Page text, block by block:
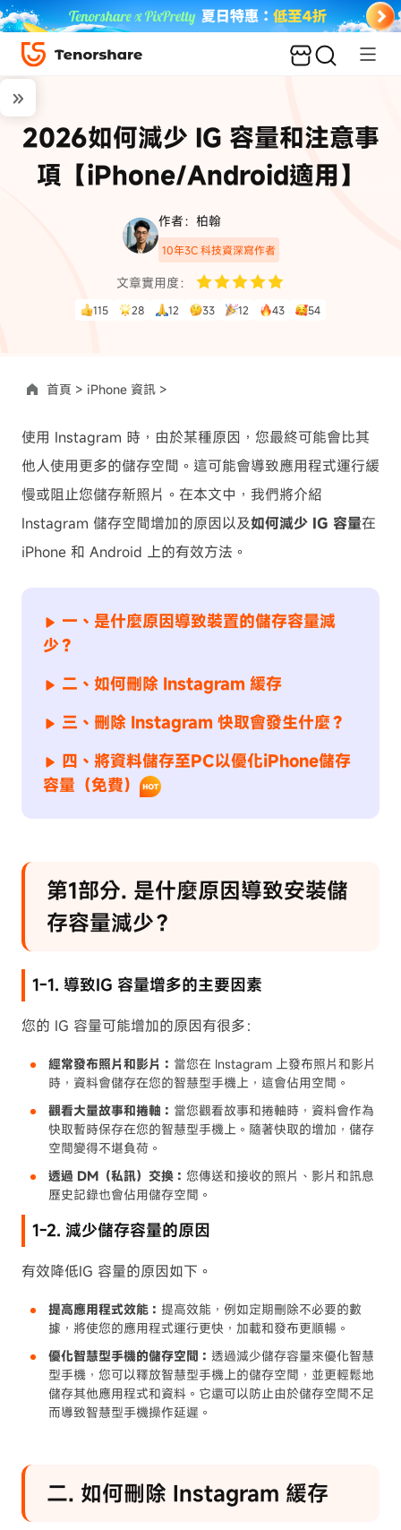
2026如何減少 IG 容量和注意事
項【iPhone/Android適用】
作者：柏翰
10年3C 科技資深寫作者
文章實用度：
115 28 12 33 12 43 54
首頁 > iPhone 資訊 >
使用 Instagram 時，由於某種原因，您最終可能會比其
他人使用更多的儲存空間。這可能會導致應用程式運行緩
慢或阻止您儲存新照片。在本文中，我們將介紹
Instagram 儲存空間增加的原因以及如何減少 IG 容量在
iPhone 和 Android 上的有效方法。
一、是什麼原因導致裝置的儲存容量減
少？
二、如何刪除 Instagram 緩存
三、刪除 Instagram 快取會發生什麼？
四、將資料儲存至PC以優化iPhone儲存
容量（免費）
︎︎第1部分. 是什麼原因導致安裝儲
存容量減少？
1-1. 導致IG 容量增多的主要因素
您的 IG 容量可能增加的原因有很多：
經常發布照片和影片： 當您在 Instagram 上發布照片和影片
時，資料會儲存在您的智慧型手機上，這會佔用空間。
觀看大量故事和捲軸： 當您觀看故事和捲軸時，資料會作為
快取暫時保存在您的智慧型手機上。隨著快取的增加，儲存
空間變得不堪負荷。
透過 DM（私訊）交換： 您傳送和接收的照片、影片和訊息
歷史記錄也會佔用儲存空間。
1-2. 減少儲存容量的原因
有效降低IG 容量的原因如下。
提高應用程式效能： 提高效能，例如定期刪除不必要的數
據，將使您的應用程式運行更快，加載和發布更順暢。
優化智慧型手機的儲存空間： 透過減少儲存容量來優化智慧
型手機，您可以釋放智慧型手機上的儲存空間，並更輕鬆地
儲存其他應用程式和資料。它還可以防止由於儲存空間不足
而導致智慧型手機操作延遲。
︎︎二. 如何刪除 Instagram 緩存